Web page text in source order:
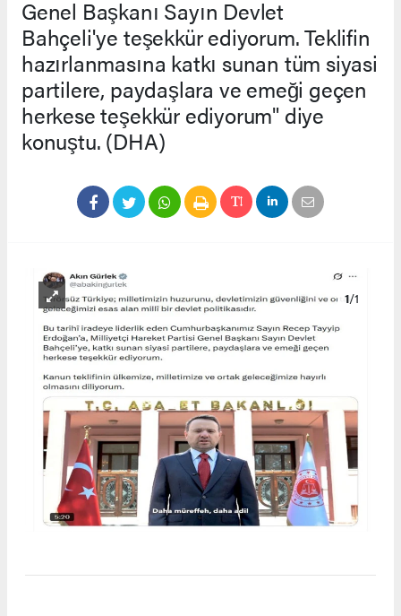
Genel Başkanı Sayın Devlet
Bahçeli'ye teşekkür ediyorum. Teklifin
hazırlanmasına katkı sunan tüm siyasi
partilere, paydaşlara ve emeği geçen
herkese teşekkür ediyorum" diye
konuştu. (DHA)
1/1